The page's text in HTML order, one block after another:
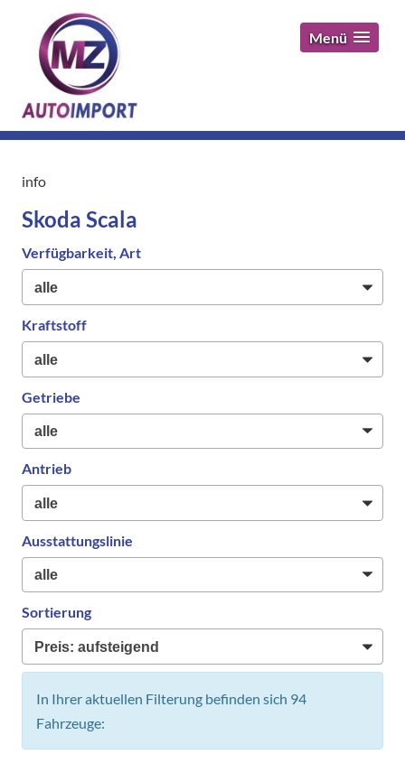
Menü
info
Skoda Scala
Verfügbarkeit, Art
Kraftstoff
Getriebe
Antrieb
Ausstattungslinie
Sortierung
In Ihrer aktuellen Filterung befinden sich 94
Fahrzeuge: